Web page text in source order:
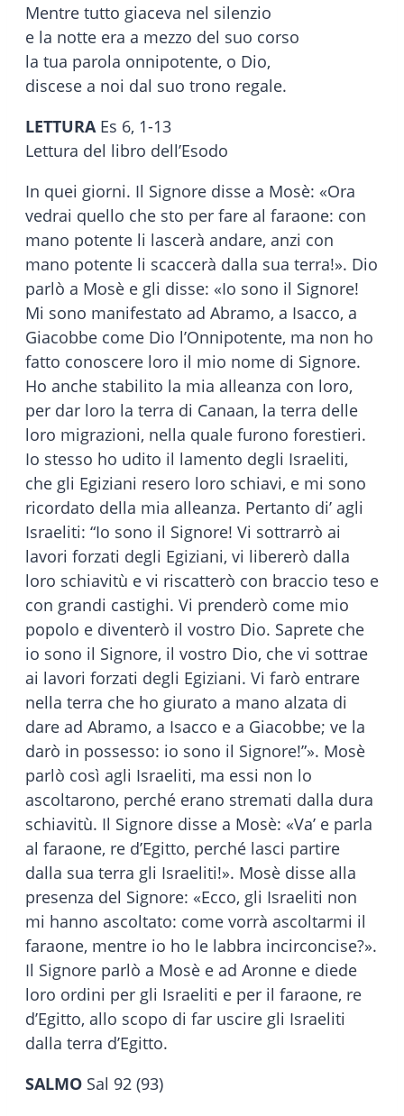
Mentre tutto giaceva nel silenzio
e la notte era a mezzo del suo corso
la tua parola onnipotente, o Dio,
discese a noi dal suo trono regale.
LETTURAEs 6, 1-13
Lettura del libro dell’Esodo
In quei giorni. Il Signore disse a Mosè: «Ora
vedrai quello che sto per fare al faraone: con
mano potente li lascerà andare, anzi con
mano potente li scaccerà dalla sua terra!». Dio
parlò a Mosè e gli disse: «Io sono il Signore!
Mi sono manifestato ad Abramo, a Isacco, a
Giacobbe come Dio l’Onnipotente, ma non ho
fatto conoscere loro il mio nome di Signore.
Ho anche stabilito la mia alleanza con loro,
per dar loro la terra di Canaan, la terra delle
loro migrazioni, nella quale furono forestieri.
Io stesso ho udito il lamento degli Israeliti,
che gli Egiziani resero loro schiavi, e mi sono
ricordato della mia alleanza. Pertanto di’ agli
Israeliti: “Io sono il Signore! Vi sottrarrò ai
lavori forzati degli Egiziani, vi libererò dalla
loro schiavitù e vi riscatterò con braccio teso e
con grandi castighi. Vi prenderò come mio
popolo e diventerò il vostro Dio. Saprete che
io sono il Signore, il vostro Dio, che vi sottrae
ai lavori forzati degli Egiziani. Vi farò entrare
nella terra che ho giurato a mano alzata di
dare ad Abramo, a Isacco e a Giacobbe; ve la
darò in possesso: io sono il Signore!”». Mosè
parlò così agli Israeliti, ma essi non lo
ascoltarono, perché erano stremati dalla dura
schiavitù. Il Signore disse a Mosè: «Va’ e parla
al faraone, re d’Egitto, perché lasci partire
dalla sua terra gli Israeliti!». Mosè disse alla
presenza del Signore: «Ecco, gli Israeliti non
mi hanno ascoltato: come vorrà ascoltarmi il
faraone, mentre io ho le labbra incirconcise?».
Il Signore parlò a Mosè e ad Aronne e diede
loro ordini per gli Israeliti e per il faraone, re
d’Egitto, allo scopo di far uscire gli Israeliti
dalla terra d’Egitto.
SALMO Sal 92 (93)